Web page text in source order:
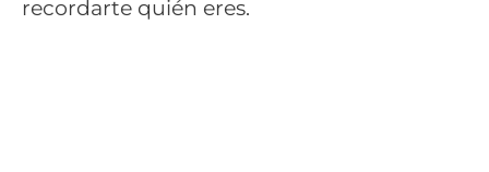
recordarte quién eres.